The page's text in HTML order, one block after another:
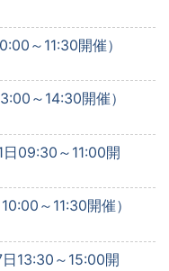
～11:30開催）
～14:30開催）
09:30～11:00開
～11:30開催）
13:30～15:00開